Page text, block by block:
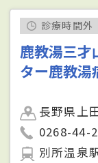
診療時間外
鹿教湯三才
ター鹿教湯
長野県上
0268-44-
別所温泉